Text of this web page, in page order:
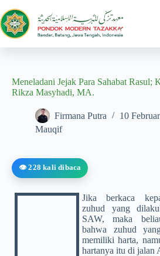
Meneladani Jejak Para Sahabat Rasul;
Rikza Masyhadi, MA.
Firmana Putra
10
Mauqif
👁️ 228 kali dibaca
Jika berkaca
zuhud yang
SAW, maka
bahwa zuhud
memiliki harta,
hartanya itu di jalan